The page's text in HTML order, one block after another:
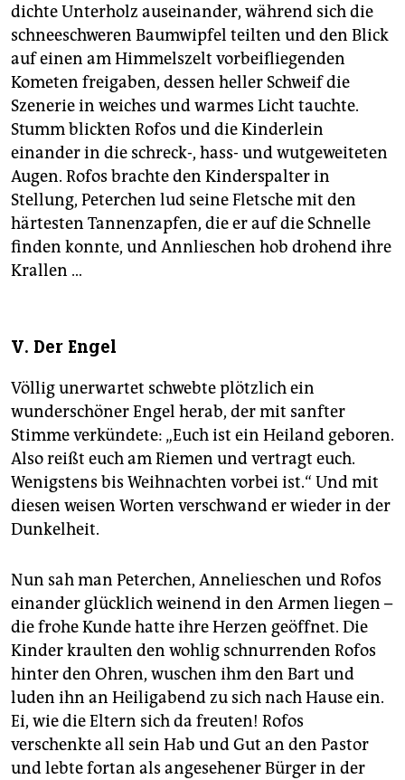
dichte Unterholz auseinander, während sich die
schneeschweren Baumwipfel teilten und den Blick
auf einen am Himmelszelt vorbeifliegenden
Kometen freigaben, dessen heller Schweif die
Szenerie in weiches und warmes Licht tauchte.
Stumm blickten Rofos und die Kinderlein
einander in die schreck-, hass- und wutgeweiteten
Augen. Rofos brachte den Kinderspalter in
Stellung, Peterchen lud seine Fletsche mit den
härtesten Tannenzapfen, die er auf die Schnelle
finden konnte, und Annlieschen hob drohend ihre
Krallen …
V. Der Engel
Völlig unerwartet schwebte plötzlich ein
wunderschöner Engel herab, der mit sanfter
Stimme verkündete: „Euch ist ein Heiland geboren.
Also reißt euch am Riemen und vertragt euch.
Wenigstens bis Weihnachten vorbei ist.“ Und mit
diesen weisen Worten verschwand er wieder in der
Dunkelheit.
Nun sah man Peterchen, Annelieschen und Rofos
einander glücklich weinend in den Armen liegen –
die frohe Kunde hatte ihre Herzen geöffnet. Die
Kinder kraulten den wohlig schnurrenden Rofos
hinter den Ohren, wuschen ihm den Bart und
luden ihn an Heiligabend zu sich nach Hause ein.
Ei, wie die Eltern sich da freuten! Rofos
verschenkte all sein Hab und Gut an den Pastor
und lebte fortan als angesehener Bürger in der